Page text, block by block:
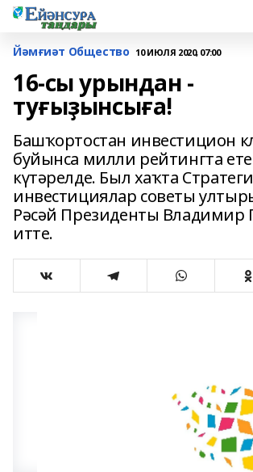
Йәмғиәт Общество 10 ИЮЛЯ 2020, 07:00
16-сы урындан -
туғыҙынсыға!
Башҡортостан инвестицион
буйынса милли рейтингта
күтәрелде. Был хаҡта
инвестициялар советы
Рәсәй Президенты Владимир
итте.